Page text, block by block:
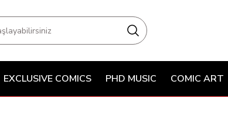
EXCLUSIVE COMICS PHD MUSIC COMIC ART